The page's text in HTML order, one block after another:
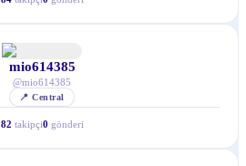
mio614385
@mio614385
📍Central
82 takipçi0 gönderi